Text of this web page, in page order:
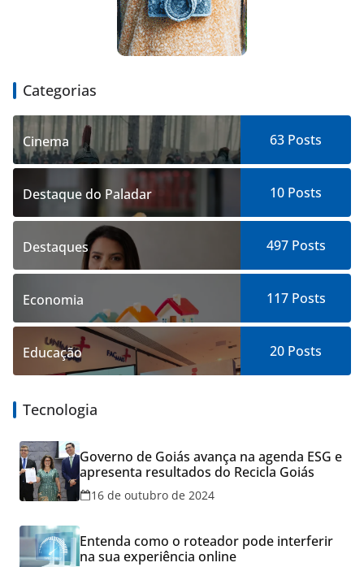
Categorias
Cinema 63 Posts
Destaque do Paladar 10 Posts
Destaques 497Posts
Economia 117Posts
Educação 20 Posts
Tecnologia
Governo de Goiás avança na agenda ESG e
apresenta resultados do Recicla Goiás
16 de outubro de 2024
Entenda como o roteador pode interferir
na sua experiência online